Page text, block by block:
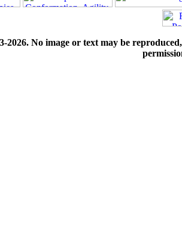
2026. No image or text may be